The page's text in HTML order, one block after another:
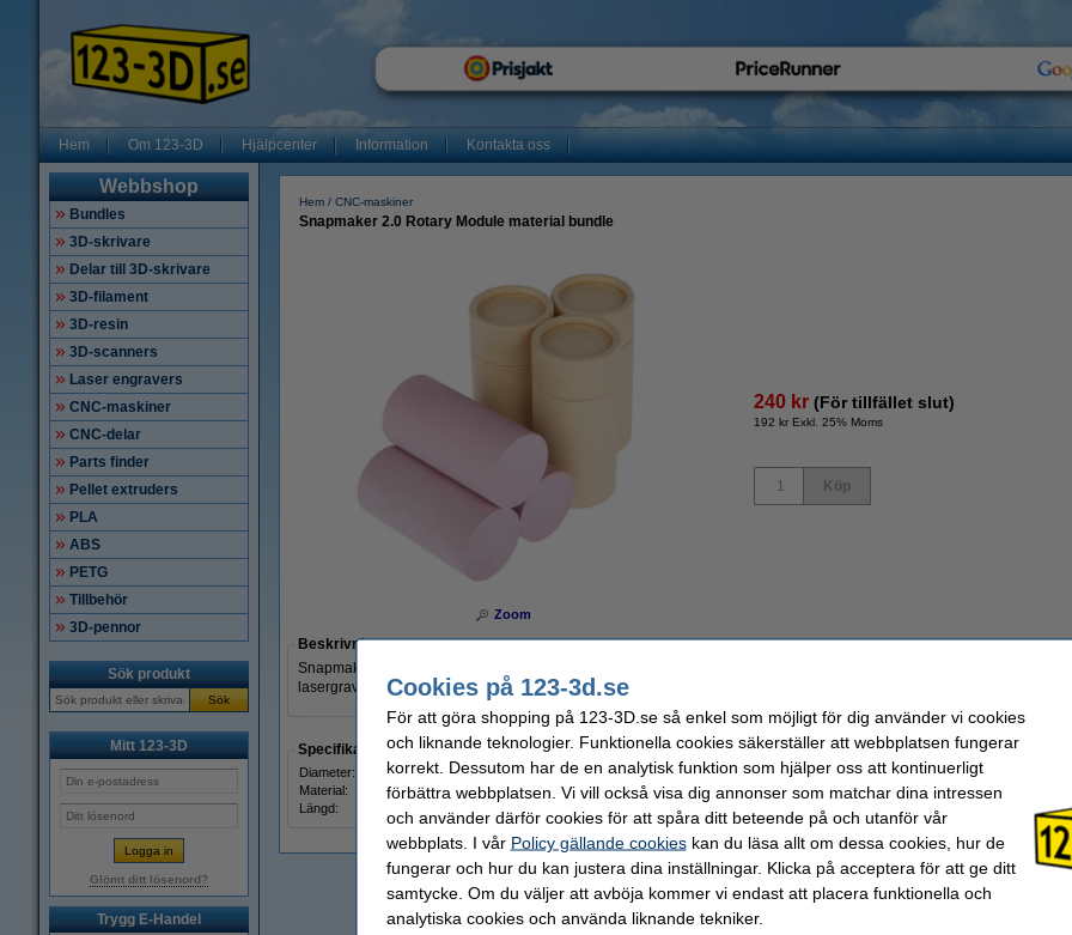
Hem Om 123-3D Hjälpcenter Information Kontakta oss
Webbshop
Bundles
3D-skrivare
Delar till 3D-skrivare
3D-filament
3D-resin
3D-scanners
Laser engravers
CNC-maskiner
CNC-delar
Parts finder
Pellet extruders
PLA
ABS
PETG
Tillbehör
3D-pennor
Sök produkt
Sök
Mitt 123-3D
Glömt ditt lösenord?
Trygg E-Handel
Hem CNC-maskiner
Snapmaker 2.0 Rotary Module material bundle
Zoom
240 kr (För tillfället slut)
192 kr Exkl. 25% Moms
Köp
Beskrivning
Snapmaker 2.0 Rotary Module material bundle innehåller 3 epoxistavar 70 mm långa och 35mm i diameter och 3
lasergravering av 85mm långa med lock (75mm utan lock) och 40mm diameter. Paketet är lämpligt för Snapmaker 2.0
Specifikationer
Diameter: 35 mm Varumärke:
Material:
Epoxy Produktkod:
Längd:
Cookies på 123-3d.se
För att göra shopping på 123-3D.se så enkel som möjligt för dig använder vi cookies
och liknande teknologier. Funktionella cookies säkerställer att webbplatsen fungerar
korrekt. Dessutom har de en analytisk funktion som hjälper oss att kontinuerligt
förbättra webbplatsen. Vi vill också visa dig annonser som matchar dina intressen
och använder därför cookies för att spåra ditt beteende på och utanför vår
webbplats. I vår Policy gällande cookieskan du läsa allt om dessa cookies, hur de
fungerar och hur du kan justera dina inställningar. Klicka på acceptera för att ge ditt
samtycke. Om du väljer att avböja kommer vi endast att placera funktionella och
analytiska cookies och använda liknande tekniker.